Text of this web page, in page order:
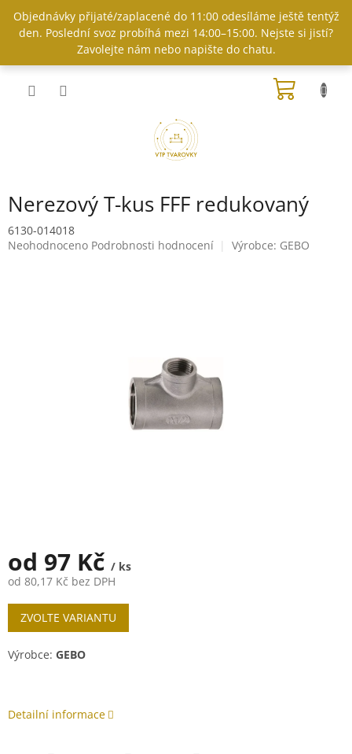
obsah
Objednávky přijaté/zaplacené do 11:00 odesíláme ještě tentýž
den. Poslední svoz probíhá mezi 14:00–15:00. Nejste si jistí?
Zavolejte nám nebo napište do chatu.
Nerezový T-kus FFF redukovaný
6130-014018
Průměrné
Neohodnoceno Podrobnosti hodnocení Výrobce: GEBO
od 97 Kč / ks
od 80,17 Kč bez DPH
Měrná
cena:
ZVOLTE VARIANTU
Výrobce: GEBO
Detailní informace